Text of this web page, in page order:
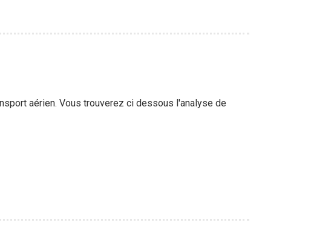
aérien. Vous trouverez ci dessous l'analyse de